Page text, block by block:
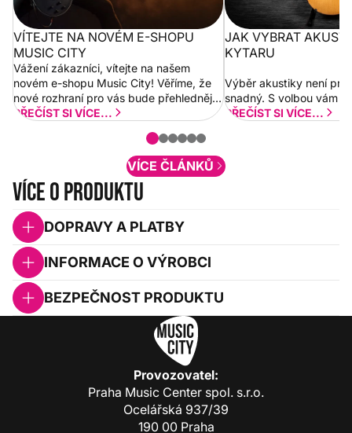
VÍTEJTE NA NOVÉM E-SHOPU
MUSIC CITY
Vážení zákazníci, vítejte na našem
novém e-shopu Music City! Věříme, že
nové rozhraní pro vás bude přehlednější
a rychlejší. Postupně budeme přidávat
PŘEČÍST SI VÍCE...
JAK VYBRAT
KYTARU
Výběr akustiky není pro
snadný. S volbou vám
PŘEČÍST SI VÍCE...
VÍCE ČLÁNKŮ
Více o produktu
DOPRAVY A PLATBY
INFORMACE O VÝROBCI
BEZPEČNOST PRODUKTU
Provozovatel:
Praha Music Center spol. s.r.o.
Ocelářská 937/39
190 00 Praha